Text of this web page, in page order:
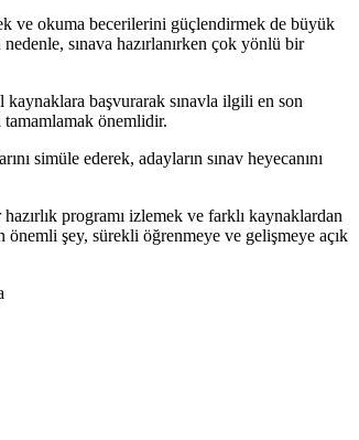
ve okuma becerilerini güçlendirmek de büyük
sınava hazırlanırken çok yönlü bir
başvurarak sınavla ilgili en son
tamamlamak önemlidir.
simüle ederek, adayların sınav heyecanını
programı izlemek ve farklı kaynaklardan
şey, sürekli öğrenmeye ve gelişmeye açık